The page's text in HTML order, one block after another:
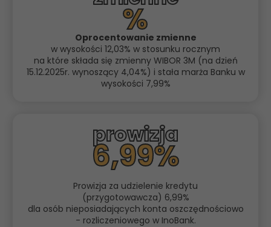
%
Oprocentowanie zmienne
w wysokości 12,03% w stosunku rocznym
na które składa się zmienny WIBOR 3M (na dzień
15.12.2025r. wynoszący 4,04%) i stała marża Banku w
wysokości 7,99%
prowizja
6,99%
Prowizja za udzielenie kredytu
(przygotowawcza) 6,99%
dla osób nieposiadających konta oszczędnościowo
- rozliczeniowego w InoBank.